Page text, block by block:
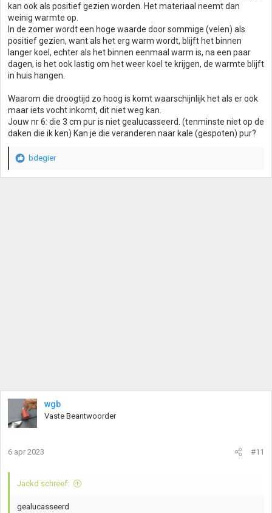
kan ook als positief gezien worden. Het materiaal neemt dan
weinig warmte op.
In de zomer wordt een hoge waarde door sommige (velen) als
positief gezien, want als het erg warm wordt, blijft het binnen
langer koel, echter als het binnen eenmaal warm is, na een paar
dagen, is het ook lastig om het weer koel te krijgen, de warmte blijft
in huis hangen.
Waarom die droogtijd zo hoog is komt waarschijnlijk het als er ook
maar iets vocht inkomt, dit niet weg kan.
Jouw nr 6: die 3 cm pur is niet gealucasseerd. (tenminste niet op de
daken die ik ken) Kan je die veranderen naar kale (gespoten) pur?
W
bdegier
wgb
Vaste Beantwoorder
6 apr 2023 #11
Jackd schreef:
gealucasseerd